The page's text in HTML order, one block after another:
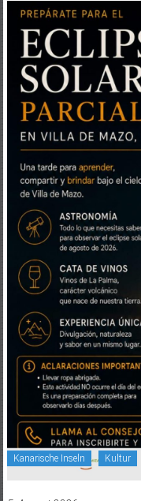
Kanarische Inseln Kultur